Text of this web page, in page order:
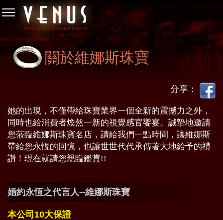
關於維娜斯珠寶
分享：
她的出現，不僅帶給珠寶業界一個全新的震撼力之外，
同時也給消費者煥然一新的視覺感官饗宴。誠摯地邀請
您蒞臨維娜斯珠寶名店，請給我們一點時間，讓維娜斯
帶給您永恆的回憶，也讓世世代代承傳著大地給予的禮
讚！現在就請您親臨鑑賞!!
婚約永恆之代言人--維娜斯珠寶
本公司10大保證